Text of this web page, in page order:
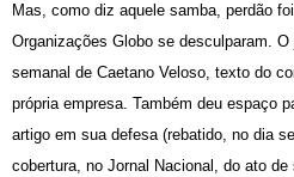
Mas, como diz aquele samba, perdão
Organizações Globo se desculparam.
semanal de Caetano Veloso, texto do
própria empresa. Também deu espaço
artigo em sua defesa (rebatido, no dia
cobertura, no Jornal Nacional, do ato